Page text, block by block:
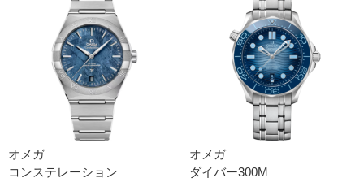
オメガ
コンステレーション
オメガ
ダイバー300M